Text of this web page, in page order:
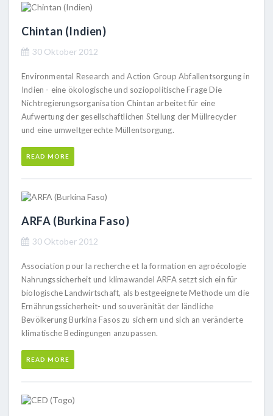
Chintan (Indien)
30 Oktober 2012
Environmental Research and Action Group Abfallentsorgung in
Indien - eine ökologische und soziopolitische Frage Die
Nichtregierungsorganisation Chintan arbeitet für eine
Aufwertung der gesellschaftlichen Stellung der Müllrecycler
und eine umweltgerechte Müllentsorgung.
READ MORE
ARFA (Burkina Faso)
30 Oktober 2012
Association pour la recherche et la formation en agroécologie
Nahrungssicherheit und klimawandel ARFA setzt sich ein für
biologische Landwirtschaft, als bestgeeignete Methode um die
Ernährungssicherheit- und souveränität der ländliche
Bevölkerung Burkina Fasos zu sichern und sich an veränderte
klimatische Bedingungen anzupassen.
READ MORE